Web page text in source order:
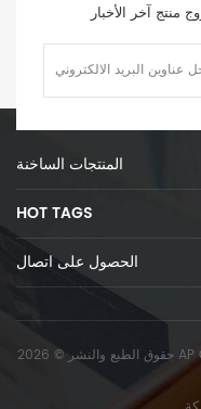
المنتجات الساخنة
HOT TAGS
الحصول على اتصال